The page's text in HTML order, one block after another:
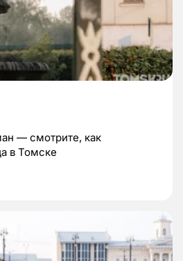
— смотрите, как
в Томске